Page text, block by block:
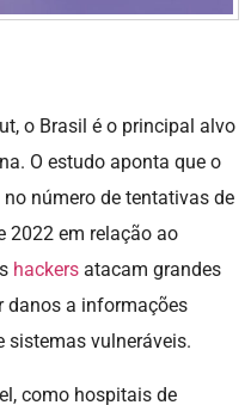
o Brasil é o principal alvo
O estudo aponta que o
número de tentativas de
2022 em relação ao
hackers atacam grandes
danos a informações
sistemas vulneráveis.
como hospitais de